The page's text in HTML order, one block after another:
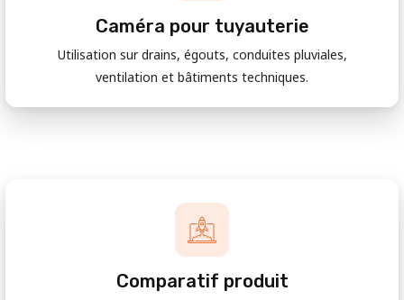
Caméra pour tuyauterie
Utilisation sur drains, égouts, conduites pluviales,
ventilation et bâtiments techniques.
Comparatif produit